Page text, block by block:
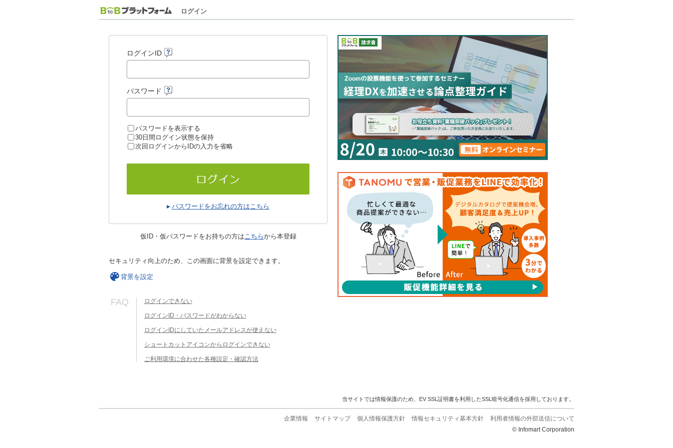
ログイン
ログインID
パスワード
パスワードを表示する
30日間ログイン状態を保持
次回ログインからIDの入力を省略
パスワードをお忘れの方はこちら
仮ID・仮パスワードをお持ちの方はこちらから本登録
セキュリティ向上のため、この画面に背景を設定できます。
背景を設定
FAQ ログインできない
ログインID・パスワードがわからない
ログインIDにしていたメールアドレスが使えない
ショートカットアイコンからログインできない
ご利用環境に合わせた各種設定・確認方法
当サイトでは情報保護のため、EV SSL証明書を利用したSSL暗号化通信を採用しております。
企業情報 サイトマップ 個人情報保護方針 情報セキュリティ基本方針
利用者情報の外部送信について
© Infomart Corporation